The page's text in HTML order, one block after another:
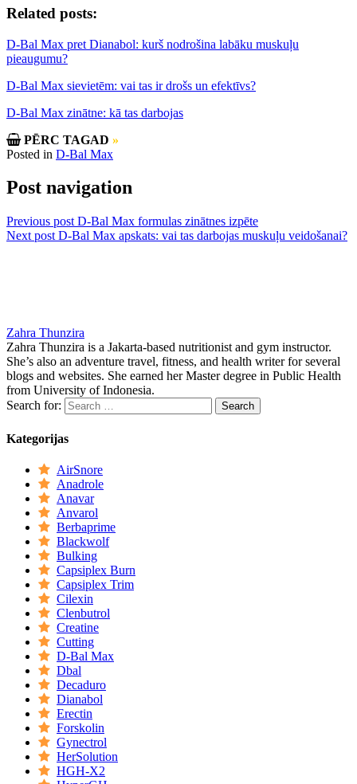
Related posts:
D-Bal Max pret Dianabol: kurš nodrošina labāku muskuļu
pieaugumu?
D-Bal Max sievietēm: vai tas ir drošs un efektīvs?
D-Bal Max zinātne: kā tas darbojas
PĒRC TAGAD »
Posted in D-Bal Max
Post navigation
Previous post D-Bal Max formulas zinātnes izpēte
Next post D-Bal Max apskats: vai tas darbojas muskuļu veidošanai?
Zahra Thunzira
Zahra Thunzira is a Jakarta-based nutritionist and gym instructor.
She’s also an adventure travel, fitness, and health writer for several
blogs and websites. She earned her Master degree in Public Health
from University of Indonesia.
Search for:
Kategorijas
AirSnore
Anadrole
Anavar
Anvarol
Berbaprime
Blackwolf
Bulking
Capsiplex Burn
Capsiplex Trim
Cilexin
Clenbutrol
Creatine
Cutting
D-Bal Max
Dbal
Decaduro
Dianabol
Erectin
Forskolin
Gynectrol
HerSolution
HGH-X2